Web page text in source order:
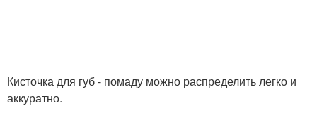
Кисточка для губ - помаду можно распределить легко и
аккуратно.